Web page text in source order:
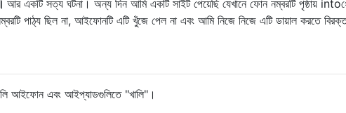
আর একটি সত্য ঘটনা। অন্য দিন আমি একটি সাইট পেয়েছি যেখানে ফোন নম্বরটি পৃষ্ঠায়
পাঠ্য ছিল না, আইফোনটি এটি খুঁজে পেল না এবং আমি নিজে নিজে এটি ডায়াল করতে
আইফোন এবং আইপ্যাডগুলিতে "খালি"।